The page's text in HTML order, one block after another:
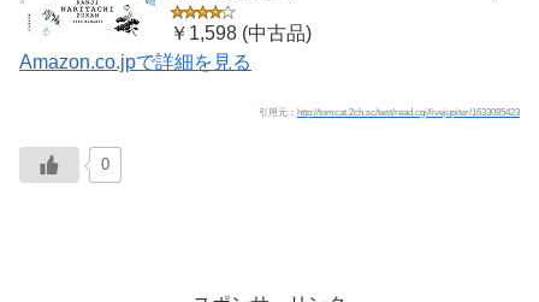
￥1,598 (中古品)
Amazon.co.jpで詳細を見る
引用元： http://tomcat.2ch.sc/test/read.cgi/livejupiter/1633085423
0